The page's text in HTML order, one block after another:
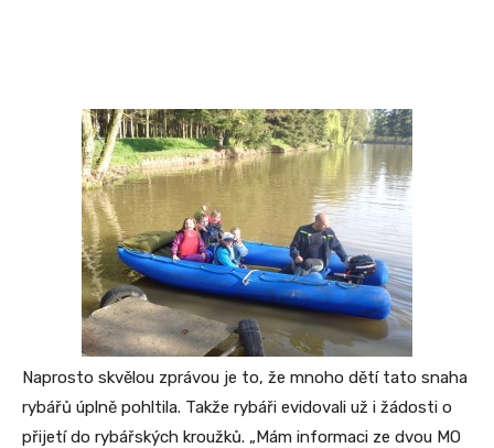
Naprosto skvělou zprávou je to, že mnoho dětí tato snaha
rybářů úplně pohltila. Takže rybáři evidovali už i žádosti o
přijetí do rybářských kroužků. „Mám informaci ze dvou MO